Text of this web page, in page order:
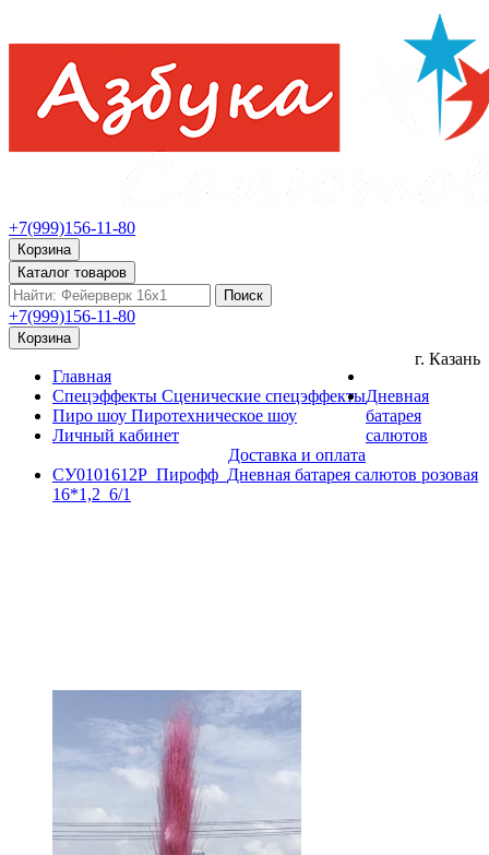
+7(999)156-11-80
Корзина
Каталог товаров
Поиск
+7(999)156-11-80
Корзина
Главная
Спецэффекты Сценические спецэффекты
Пиро шоу Пиротехническое шоу
Личный кабинет
Доставка и оплата
г. Казань
Дневная
батарея
салютов
СУ0101612P_Пирофф_Дневная батарея салютов розовая
16*1,2_6/1